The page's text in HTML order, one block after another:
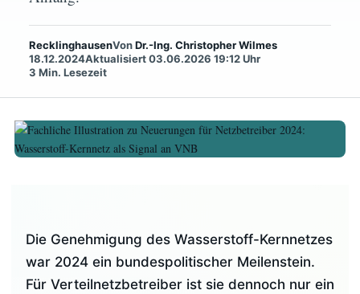
RecklinghausenVonDr.-Ing. Christopher Wilmes
18.12.2024Aktualisiert 03.06.2026 19:12 Uhr
3 Min. Lesezeit
Kernnetzes war 2024 ein
bundespolitischer Meilenstein. Für
Verteilnetzbetreiber ist sie dennoch
nur ein Anfang.
Von Christopher WilmesVeröffentlicht am
18. Dezember 2024
4 Minuten Lesezeit
Die Genehmigung des Wasserstoff-Kernnetzes
war 2024 ein bundespolitischer Meilenstein.
Für Verteilnetzbetreiber ist sie dennoch nur ein